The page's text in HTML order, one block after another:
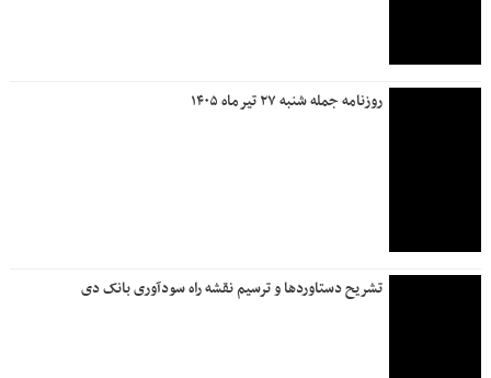
روزنامه جمله شنبه ۲۷ تیرماه ۱۴۰۵
تشریح دستاوردها و ترسیم نقشه راه سودآوری بانک دی